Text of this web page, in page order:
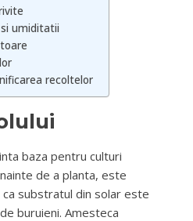
umiditatii
recoltelor
baza pentru culturi
de a planta, este
substratul din solar este
buruieni. Amesteca